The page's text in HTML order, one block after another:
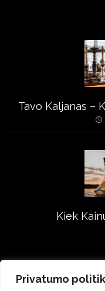
Privatumo
Tavo Kaljanas –
Kiek